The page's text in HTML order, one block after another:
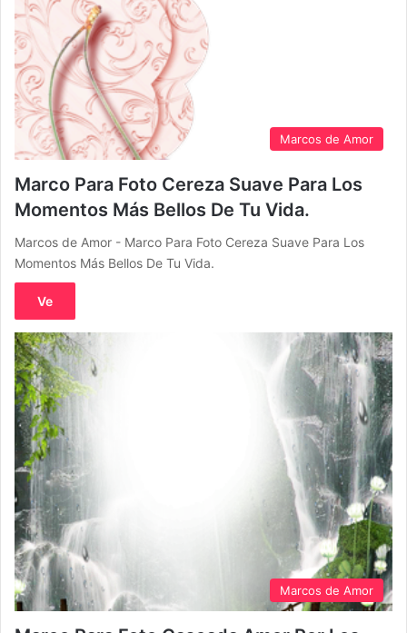
Marcos de Amor
Marco Para Foto Cereza Suave Para Los
Momentos Más Bellos De Tu Vida.
Marcos de Amor - Marco Para Foto Cereza Suave Para Los
Momentos Más Bellos De Tu Vida.
Ve
Marcos de Amor